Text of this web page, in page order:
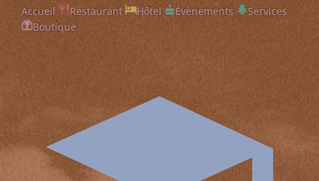
Accueil Restaurant Hôtel Évènements
Services
Boutique